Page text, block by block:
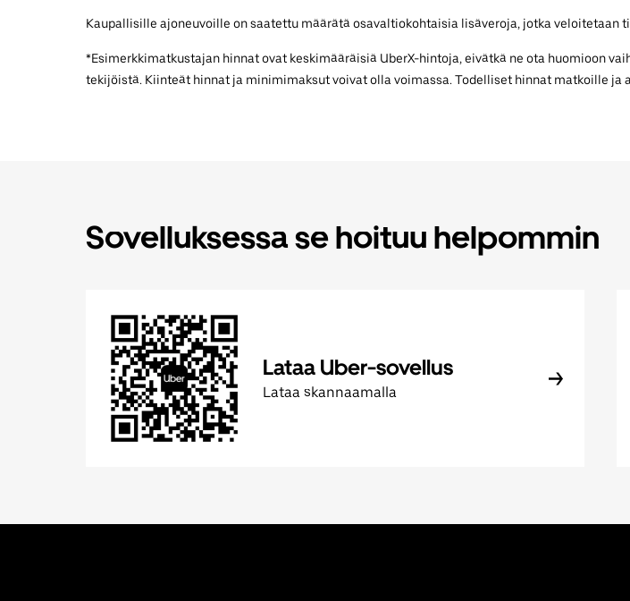
Kaupallisille ajoneuvoille on saatettu määrätä osavaltiokohtaisia lisäveroja, jotka veloitetaan
*Esimerkkimatkustajan hinnat ovat keskimääräisiä UberX-hintoja, eivätkä ne ota huomioon
tekijöistä. Kiinteät hinnat ja minimimaksut voivat olla voimassa. Todelliset hinnat matkoille
Sovelluksessa se hoituu helpommin
Lataa Uber-sovellus
Lataa skannaamalla